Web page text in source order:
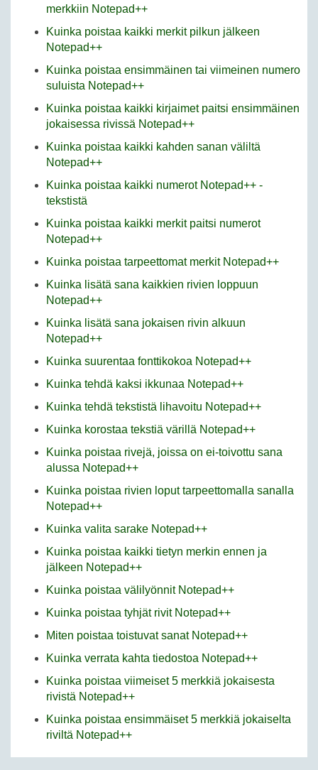
merkkiin Notepad++
Kuinka poistaa kaikki merkit pilkun jälkeen
Notepad++
Kuinka poistaa ensimmäinen tai viimeinen numero
suluista Notepad++
Kuinka poistaa kaikki kirjaimet paitsi ensimmäinen
jokaisessa rivissä Notepad++
Kuinka poistaa kaikki kahden sanan väliltä
Notepad++
Kuinka poistaa kaikki numerot Notepad++ -
tekstistä
Kuinka poistaa kaikki merkit paitsi numerot
Notepad++
Kuinka poistaa tarpeettomat merkit Notepad++
Kuinka lisätä sana kaikkien rivien loppuun
Notepad++
Kuinka lisätä sana jokaisen rivin alkuun
Notepad++
Kuinka suurentaa fonttikokoa Notepad++
Kuinka tehdä kaksi ikkunaa Notepad++
Kuinka tehdä tekstistä lihavoitu Notepad++
Kuinka korostaa tekstiä värillä Notepad++
Kuinka poistaa rivejä, joissa on ei-toivottu sana
alussa Notepad++
Kuinka poistaa rivien loput tarpeettomalla sanalla
Notepad++
Kuinka valita sarake Notepad++
Kuinka poistaa kaikki tietyn merkin ennen ja
jälkeen Notepad++
Kuinka poistaa välilyönnit Notepad++
Kuinka poistaa tyhjät rivit Notepad++
Miten poistaa toistuvat sanat Notepad++
Kuinka verrata kahta tiedostoa Notepad++
Kuinka poistaa viimeiset 5 merkkiä jokaisesta
rivistä Notepad++
Kuinka poistaa ensimmäiset 5 merkkiä jokaiselta
riviltä Notepad++